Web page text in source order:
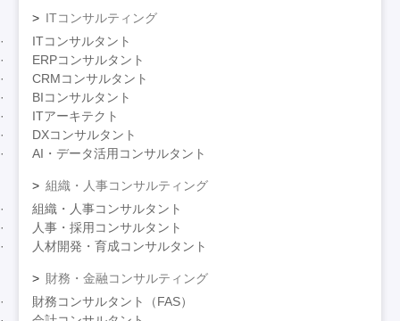
ITコンサルティング
ITコンサルタント
ERPコンサルタント
CRMコンサルタント
BIコンサルタント
ITアーキテクト
DXコンサルタント
AI・データ活用コンサルタント
組織・人事コンサルティング
組織・人事コンサルタント
人事・採用コンサルタント
人材開発・育成コンサルタント
財務・金融コンサルティング
財務コンサルタント（FAS）